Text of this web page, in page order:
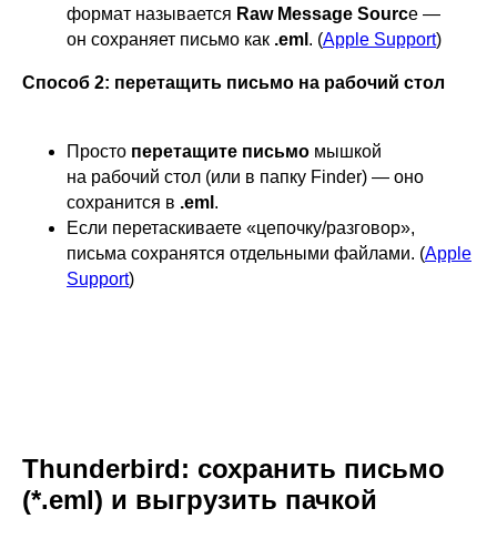
формат называется Raw Message Source —
он сохраняет письмо как .eml . (Apple Support)
Способ 2: перетащить письмо на рабочий стол
Просто перетащите письмо мышкой
на рабочий стол (или в папку Finder) — оно
сохранится в .eml .
Если перетаскиваете «цепочку/разговор»,
письма сохранятся отдельными файлами. (Apple
Support)
Thunderbird: сохранить письмо
(*.eml) и выгрузить пачкой